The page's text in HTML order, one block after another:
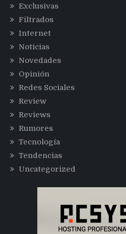
Exclusivas
Filtrados
Internet
Noticias
Novedades
Opinión
Redes Sociales
Review
Reviews
Rumores
Tecnología
Tendencias
Uncategorized